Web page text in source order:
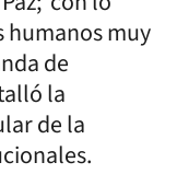
humanos muy
de
la
de la